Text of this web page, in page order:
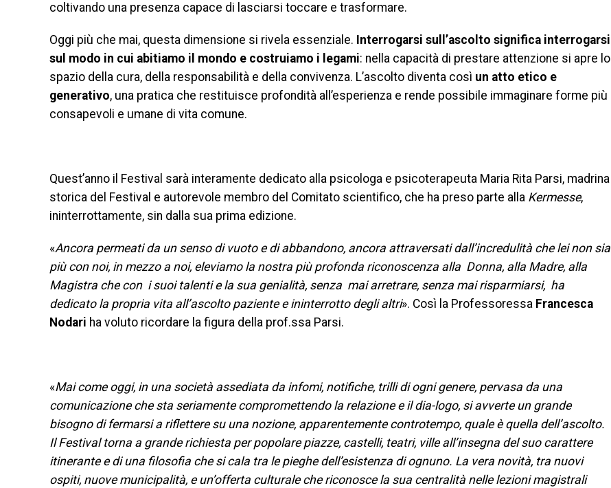
coltivando una presenza capace di lasciarsi toccare e trasformare.
Oggi più che mai, questa dimensione si rivela essenziale. Interrogarsi sull’ascolto significa interrogarsi
sul modo in cui abitiamo il mondo e costruiamo i legami: nella capacità di prestare attenzione si apre lo
spazio della cura, della responsabilità e della convivenza. L’ascolto diventa così un atto etico e
generativo, una pratica che restituisce profondità all’esperienza e rende possibile immaginare forme più
consapevoli e umane di vita comune.
Quest’anno il Festival sarà interamente dedicato alla psicologa e psicoterapeuta Maria Rita Parsi, madrina
storica del Festival e autorevole membro del Comitato scientifico, che ha preso parte alla Kermesse,
ininterrottamente, sin dalla sua prima edizione.
«Ancora permeati da un senso di vuoto e di abbandono, ancora attraversati dall’incredulità che lei non sia
più con noi, in mezzo a noi, eleviamo la nostra più profonda riconoscenza alla Donna, alla Madre, alla
Magistra che con i suoi talenti e la sua genialità, senza mai arretrare, senza mai risparmiarsi, ha
dedicato la propria vita all’ascolto paziente e ininterrotto degli altri». Così la Professoressa Francesca
Nodari ha voluto ricordare la figura della prof.ssa Parsi.
«Mai come oggi, in una società assediata da infomi, notifiche, trilli di ogni genere, pervasa da una
comunicazione che sta seriamente compromettendo la relazione e il dia-logo, si avverte un grande
bisogno di fermarsi a riflettere su una nozione, apparentemente controtempo, quale è quella dell’ascolto.
Il Festival torna a grande richiesta per popolare piazze, castelli, teatri, ville all’insegna del suo carattere
itinerante e di una filosofia che si cala tra le pieghe dell’esistenza di ognuno. La vera novità, tra nuovi
ospiti, nuove municipalità, e un’offerta culturale che riconosce la sua centralità nelle lezioni magistrali